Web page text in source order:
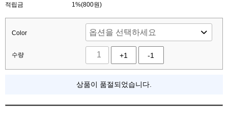
적립금 1%(800원)
Color
수량 +1 -1
상품이 품절되었습니다.